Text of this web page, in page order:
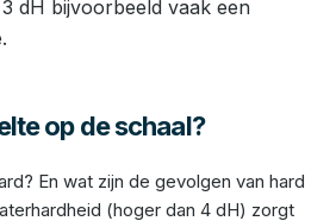
dH bijvoorbeeld vaak een
op de schaal?
En wat zijn de gevolgen van hard
(hoger dan 4 dH) zorgt